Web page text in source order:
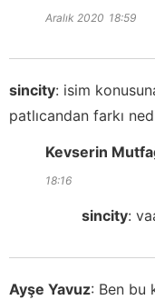
Aralık 2020 18:59
sincity: isim
patlıcandan farkı
Kevserin
18:16
sincity:
Ayşe Yavuz: Ben bu